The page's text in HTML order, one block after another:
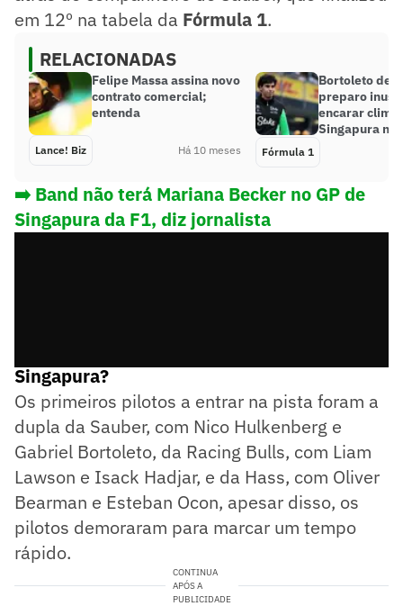
em 12º na tabela da Fórmula 1.
RELACIONADAS
Felipe Massa assina novo
contrato comercial;
entenda
Lance! Biz Há 10 meses
Bortoleto
preparo
encarar clima
Singapura na
Fórmula 1
➡️ Band não terá Mariana Becker no GP de
Singapura da F1, diz jornalista
Singapura?
Os primeiros pilotos a entrar na pista foram a
dupla da Sauber, com Nico Hulkenberg e
Gabriel Bortoleto, da Racing Bulls, com Liam
Lawson e Isack Hadjar, e da Hass, com Oliver
Bearman e Esteban Ocon, apesar disso, os
pilotos demoraram para marcar um tempo
rápido.
CONTINUA
APÓS A
PUBLICIDADE